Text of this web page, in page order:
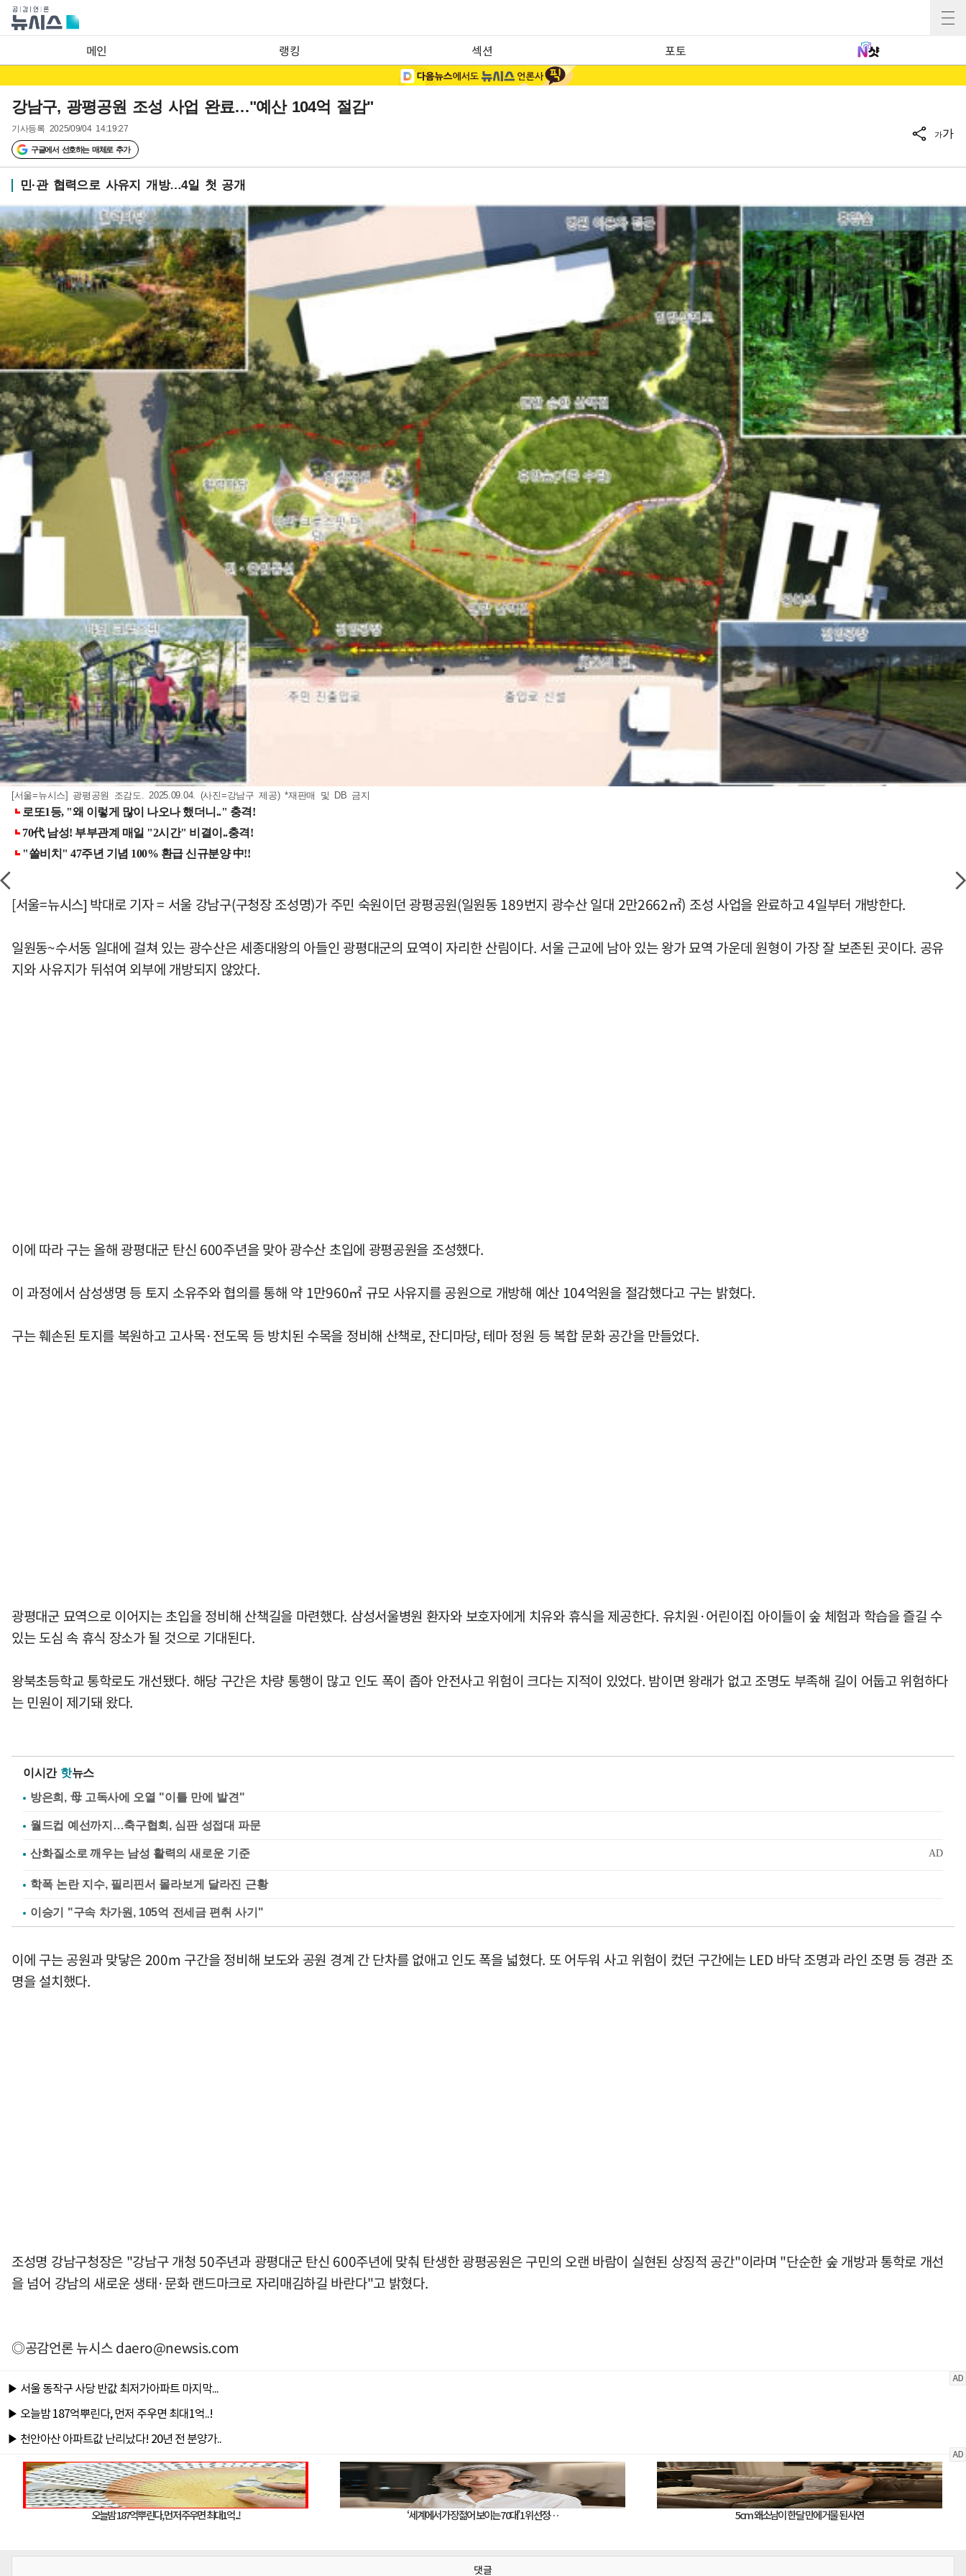
메인 랭킹 섹션 포토
강남구, 광평공원 조성 사업 완료…"예산 104억 절감"
기사등록 2025/09/04 14:19:27
구글에서 선호하는 매체로 추가
가가
민·관 협력으로 사유지 개방…4일 첫 공개
[서울=뉴시스] 광평공원 조감도. 2025.09.04. (사진=강남구 제공) *재판매 및 DB 금지
[서울=뉴시스] 박대로 기자 = 서울 강남구(구청장 조성명)가 주민 숙원이던 광평공원(일원동 189번지 광수산 일대 2만2662㎡) 조성 사업을 완료하고 4일부터 개방한다.
일원동~수서동 일대에 걸쳐 있는 광수산은 세종대왕의 아들인 광평대군의 묘역이 자리한 산림이다. 서울 근교에 남아 있는 왕가 묘역 가운데 원형이 가장 잘 보존된 곳이다. 공유
지와 사유지가 뒤섞여 외부에 개방되지 않았다.
이에 따라 구는 올해 광평대군 탄신 600주년을 맞아 광수산 초입에 광평공원을 조성했다.
이 과정에서 삼성생명 등 토지 소유주와 협의를 통해 약 1만960㎡ 규모 사유지를 공원으로 개방해 예산 104억원을 절감했다고 구는 밝혔다.
구는 훼손된 토지를 복원하고 고사목·전도목 등 방치된 수목을 정비해 산책로, 잔디마당, 테마 정원 등 복합 문화 공간을 만들었다.
광평대군 묘역으로 이어지는 초입을 정비해 산책길을 마련했다. 삼성서울병원 환자와 보호자에게 치유와 휴식을 제공한다. 유치원·어린이집 아이들이 숲 체험과 학습을 즐길 수
있는 도심 속 휴식 장소가 될 것으로 기대된다.
왕북초등학교 통학로도 개선됐다. 해당 구간은 차량 통행이 많고 인도 폭이 좁아 안전사고 위험이 크다는 지적이 있었다. 밤이면 왕래가 없고 조명도 부족해 길이 어둡고 위험하다
는 민원이 제기돼 왔다.
이시간 핫뉴스
방은희, 母 고독사에 오열 "이틀 만에 발견"
월드컵 예선까지…축구협회, 심판 성접대 파문
학폭 논란 지수, 필리핀서 몰라보게 달라진 근황
이승기 "구속 차가원, 105억 전세금 편취 사기"
이에 구는 공원과 맞닿은 200m 구간을 정비해 보도와 공원 경계 간 단차를 없애고 인도 폭을 넓혔다. 또 어두워 사고 위험이 컸던 구간에는 LED 바닥 조명과 라인 조명 등 경관 조
명을 설치했다.
조성명 강남구청장은 "강남구 개청 50주년과 광평대군 탄신 600주년에 맞춰 탄생한 광평공원은 구민의 오랜 바람이 실현된 상징적 공간"이라며 "단순한 숲 개방과 통학로 개선
을 넘어 강남의 새로운 생태·문화 랜드마크로 자리매김하길 바란다"고 밝혔다.
◎공감언론 뉴시스daero@newsis.com
댓글